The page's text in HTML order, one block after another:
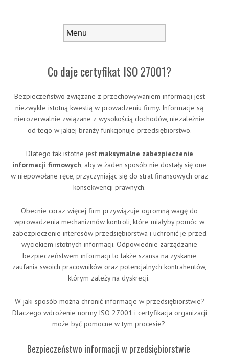
Co daje certyfikat ISO 27001?
Bezpieczeństwo związane z przechowywaniem informacji jest
niezwykle istotną kwestią w prowadzeniu firmy. Informacje są
nierozerwalnie związane z wysokością dochodów, niezależnie
od tego w jakiej branży funkcjonuje przedsiębiorstwo.
Dlatego tak istotne jest maksymalne zabezpieczenie
informacji firmowych, aby w żaden sposób nie dostały się one
w niepowołane ręce, przyczyniając się do strat finansowych oraz
konsekwencji prawnych.
Obecnie coraz więcej firm przywiązuje ogromną wagę do
wprowadzenia mechanizmów kontroli, które miałyby pomóc w
zabezpieczenie interesów przedsiębiorstwa i uchronić je przed
wyciekiem istotnych informacji. Odpowiednie zarządzanie
bezpieczeństwem informacji to także szansa na zyskanie
zaufania swoich pracowników oraz potencjalnych kontrahentów,
którym zależy na dyskrecji.
W jaki sposób można chronić informacje w przedsiębiorstwie?
Dlaczego wdrożenie normy ISO 27001 i certyfikacja organizacji
może być pomocne w tym procesie?
Bezpieczeństwo informacji w przedsiębiorstwie